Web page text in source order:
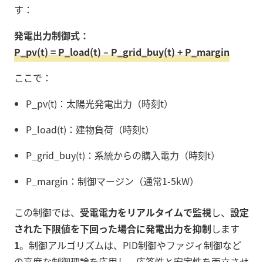
す：
発電出力制御式：
P_pv(t) = P_load(t) – P_grid_buy(t) + P_margin
ここで：
P_pv(t)：太陽光発電出力（時刻t）
P_load(t)：建物負荷（時刻t）
P_grid_buy(t)：系統からの購入電力（時刻t）
P_margin：制御マージン（通常1-5kW）
この制御では、 受電電力をリアルタイムで監視し、 設定
された下限値を下回った場合に発電出力を抑制します
1。制御アルゴリズムは、PID制御やファジィ制御など